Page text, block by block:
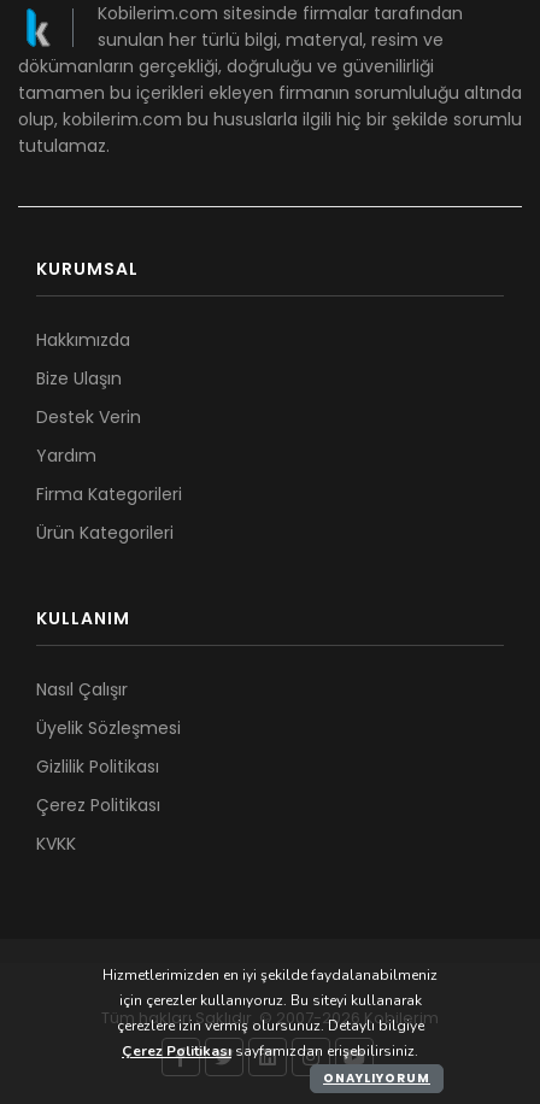
Kobilerim.com sitesinde firmalar tarafından
sunulan her türlü bilgi, materyal, resim ve
dökümanların gerçekliği, doğruluğu ve güvenilirliği
tamamen bu içerikleri ekleyen firmanın sorumluluğu altında
olup, kobilerim.com bu hususlarla ilgili hiç bir şekilde sorumlu
tutulamaz.
KURUMSAL
Hakkımızda
Bize Ulaşın
Destek Verin
Yardım
Firma Kategorileri
Ürün Kategorileri
KULLANIM
Nasıl Çalışır
Üyelik Sözleşmesi
Gizlilik Politikası
Çerez Politikası
KVKK
Tüm hakları Saklıdır. © 2007-2026 Kobilerim
Hizmetlerimizden en iyi şekilde faydalanabilmeniz
için çerezler kullanıyoruz. Bu siteyi kullanarak
çerezlere izin vermiş olursunuz. Detaylı bilgiye
Çerez Politikasısayfamızdan erişebilirsiniz.
ONAYLIYORUM